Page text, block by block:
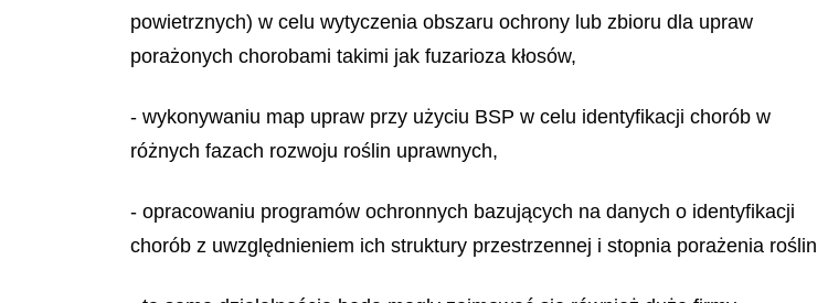
powietrznych) w celu wytyczenia obszaru ochrony lub zbioru dla upraw
porażonych chorobami takimi jak fuzarioza kłosów,
- wykonywaniu map upraw przy użyciu BSP w celu identyfikacji chorób w
różnych fazach rozwoju roślin uprawnych,
- opracowaniu programów ochronnych bazujących na danych o identyfikacji
chorób z uwzględnieniem ich struktury przestrzennej i stopnia porażenia roślin